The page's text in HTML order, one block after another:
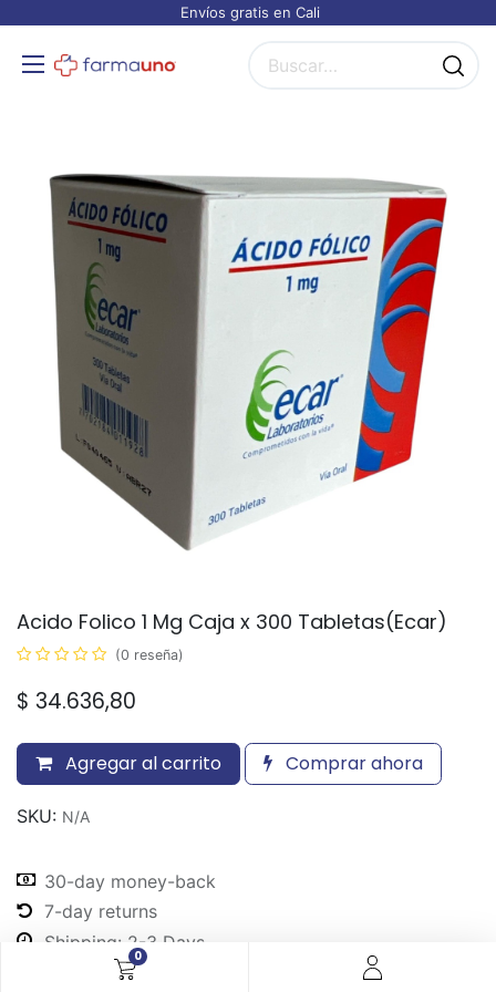
0
Envíos gratis en Cali
Acido Folico 1 Mg Caja x 300 Tabletas(Ecar)
(0 reseña)
$ 34.636,80
Agregar al carrito Comprar ahora
SKU: N/A
30-day money-back
7-day returns
Shipping: 2-3 Days